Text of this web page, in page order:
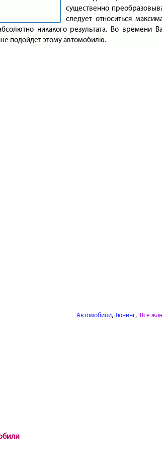
существенно
следует относиться
никакого результата. Во времени
подойдет этому автомобилю.
Автомобили, Тюнинг, Все